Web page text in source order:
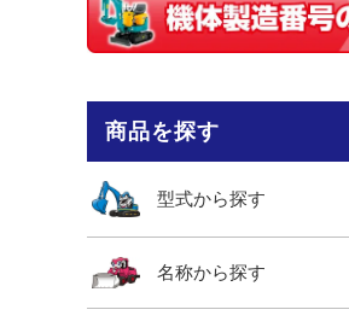
商品を探す
型式から探す
名称から探す